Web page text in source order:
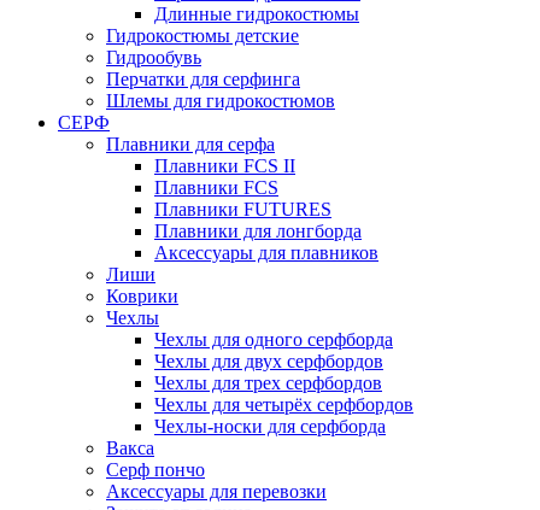
Длинные гидрокостюмы
Гидрокостюмы детские
Гидрообувь
Перчатки для серфинга
Шлемы для гидрокостюмов
СЕРФ
Плавники для серфа
Плавники FCS II
Плавники FCS
Плавники FUTURES
Плавники для лонгборда
Аксессуары для плавников
Лиши
Коврики
Чехлы
Чехлы для одного серфборда
Чехлы для двух серфбордов
Чехлы для трех серфбордов
Чехлы для четырёх серфбордов
Чехлы-носки для серфборда
Вакса
Серф пончо
Аксессуары для перевозки